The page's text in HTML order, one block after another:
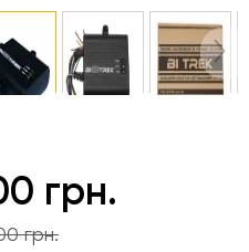
грн.
грн.